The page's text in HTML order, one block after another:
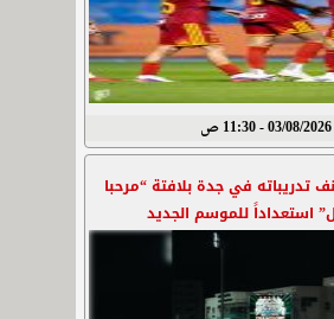
03/08/2026 - 11:30 ص
تدريباته في جدة بلافتة “مرحبا
استعداداً للموسم الجديد